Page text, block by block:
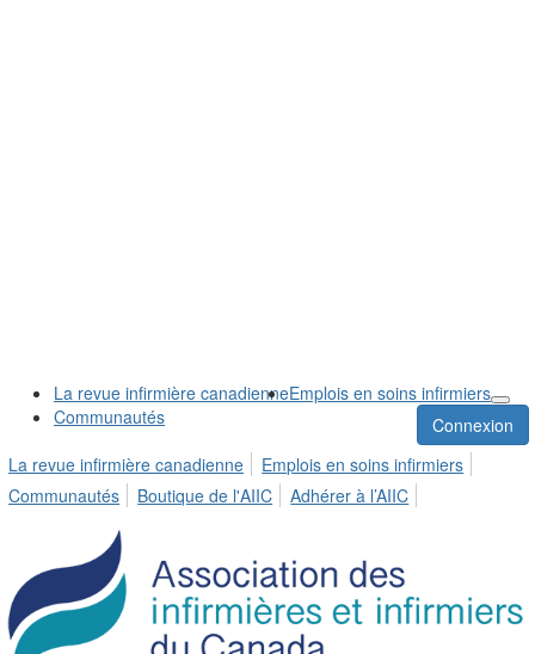
La revue infirmière canadienneEmplois en soins infirmiers
Communautés
Connexion
La revue infirmière canadienne
Emplois en soins infirmiers
Communautés
Boutique de l'AIIC Adhérer à l’AIIC